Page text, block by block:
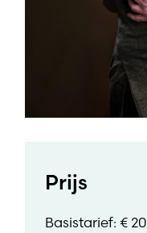
Prijs
Basistarief: € 20